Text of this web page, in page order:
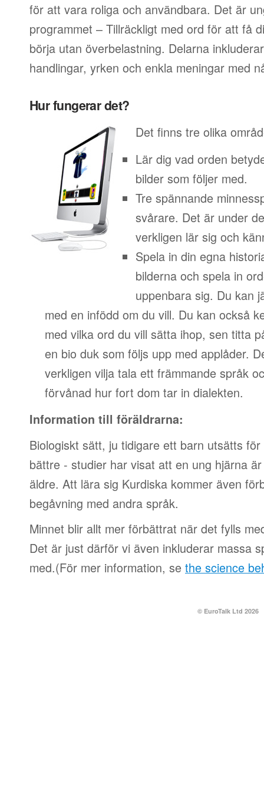
för att vara roliga och användbara. Det är
programmet – Tillräckligt med ord för att få
börja utan överbelastning. Delarna
handlingar, yrken och enkla meningar med
Hur fungerar det?
Det finns tre olika
Lär dig vad orden
bilder som följer med.
Tre spännande
svårare. Det är under
verkligen lär sig och
Spela in din egna
bilderna och spela in
uppenbara sig. Du kan
med en infödd om du vill. Du kan också
med vilka ord du vill sätta ihop, sen titta
en bio duk som följs upp med applåder.
verkligen vilja tala ett främmande språk
förvånad hur fort dom tar in dialekten.
Information till föräldrarna:
Biologiskt sätt, ju tidigare ett barn utsätts
bättre - studier har visat att en ung hjärna
äldre. Att lära sig Kurdiska kommer även
begåvning med andra språk.
Minnet blir allt mer förbättrat när det fylls
Det är just därför vi även inkluderar massa
med.(För mer information, se the science
© EuroTalk Ltd 2026